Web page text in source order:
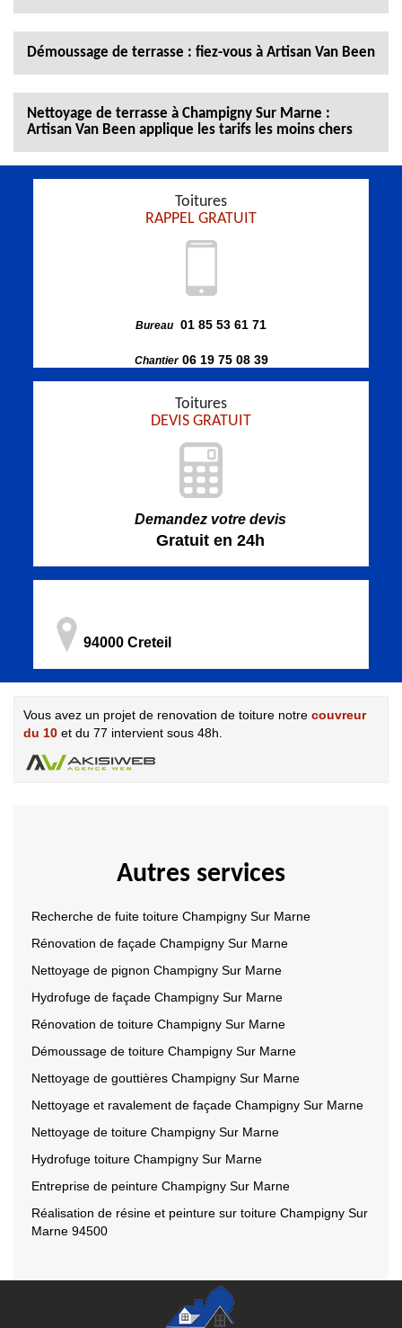
Démoussage de terrasse : fiez-vous à Artisan Van Been
Nettoyage de terrasse à Champigny Sur Marne :
Artisan Van Been applique les tarifs les moins chers
Toitures
RAPPEL GRATUIT
Bureau 01 85 53 61 71
Chantier06 19 75 08 39
Toitures
DEVIS GRATUIT
Demandez votre devis
Gratuit en 24h
94000 Creteil
Vous avez un projet de renovation de toiture notre couvreur
du 10 et du 77 intervient sous 48h.
Autres services
Recherche de fuite toiture Champigny Sur Marne
Rénovation de façade Champigny Sur Marne
Nettoyage de pignon Champigny Sur Marne
Hydrofuge de façade Champigny Sur Marne
Rénovation de toiture Champigny Sur Marne
Démoussage de toiture Champigny Sur Marne
Nettoyage de gouttières Champigny Sur Marne
Nettoyage et ravalement de façade Champigny Sur Marne
Nettoyage de toiture Champigny Sur Marne
Hydrofuge toiture Champigny Sur Marne
Entreprise de peinture Champigny Sur Marne
Réalisation de résine et peinture sur toiture Champigny Sur
Marne 94500